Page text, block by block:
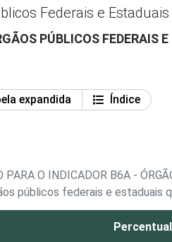
Federais e Estaduais
PÚBLICOS FEDERAIS
expandida
Índice
PARA O INDICADOR B6A -
públicos federais e estaduais